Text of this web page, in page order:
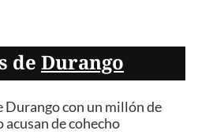
de Durango
Durango con un millón de
acusan de cohecho